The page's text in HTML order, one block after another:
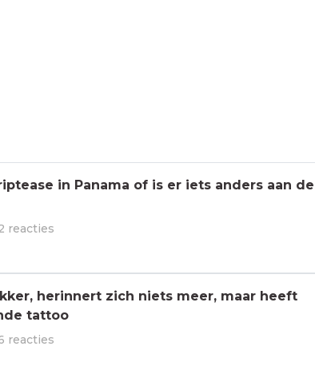
in Panama of is er iets anders aan de
reacties
herinnert zich niets meer, maar heeft
tattoo
reacties